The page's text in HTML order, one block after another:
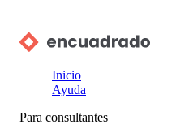
Inicio
Ayuda
Para consultantes